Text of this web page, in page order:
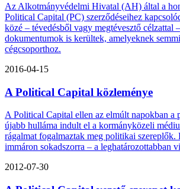
Az Alkotmányvédelmi Hivatal (AH) által a
Political Capital (PC) szerződéseihez
közé – tévedésből vagy megtévesztő célzattal
dokumentumok is kerültek, amelyeknek
cégcsoporthoz.
2016-04-15
A Political Capital közleménye
A Political Capital ellen az elmúlt napokban a
újabb hulláma indult el a kormányközeli
rágalmat fogalmaztak meg politikai szereplők.
immáron sokadszorra – a leghatározottabban
2012-07-30